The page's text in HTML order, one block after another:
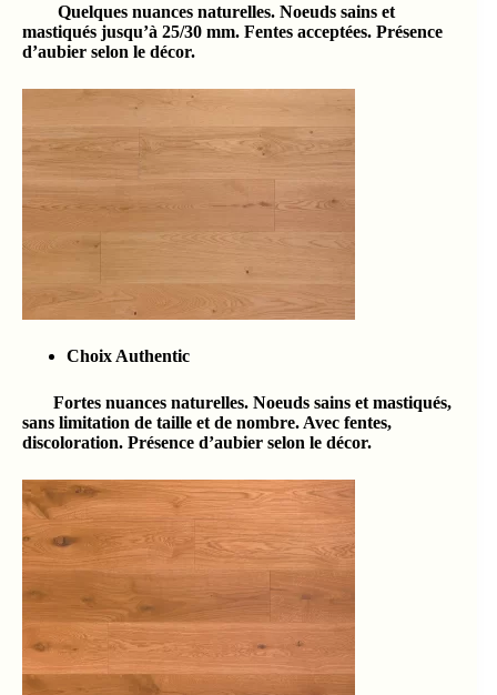
Quelques nuances naturelles. Noeuds sains et
mastiqués jusqu’à 25/30 mm. Fentes acceptées. Présence
d’aubier selon le décor.
Choix Authentic
Fortes nuances naturelles. Noeuds sains et mastiqués,
sans limitation de taille et de nombre. Avec fentes,
discoloration. Présence d’aubier selon le décor.